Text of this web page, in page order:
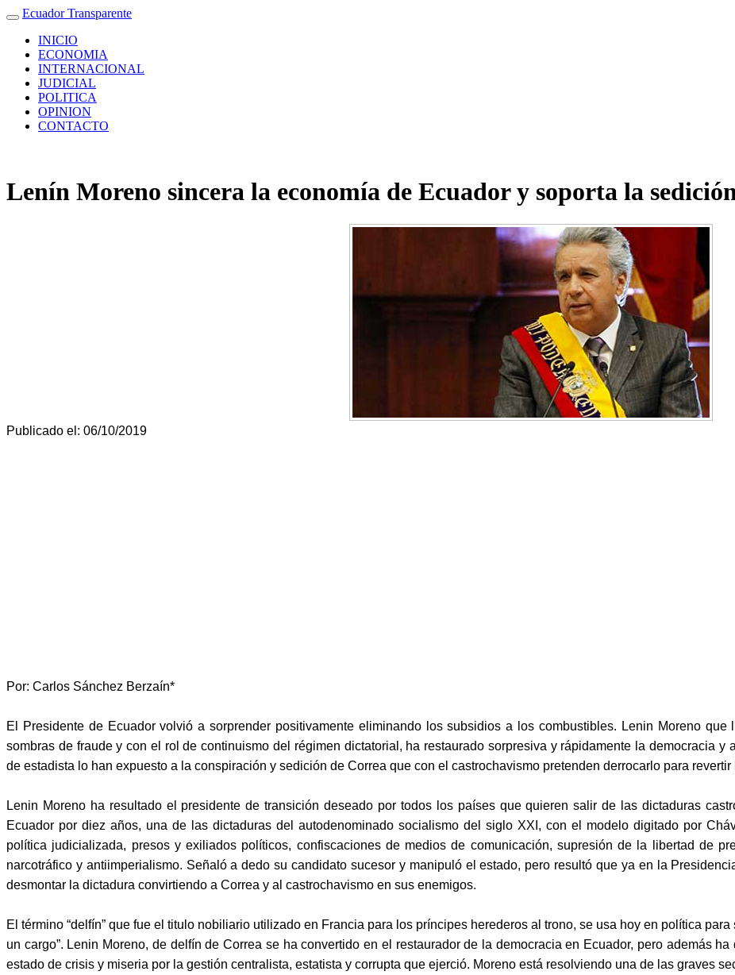
Ecuador Transparente
INICIO
ECONOMIA
INTERNACIONAL
JUDICIAL
POLITICA
OPINION
CONTACTO
Lenín Moreno sincera la economía de Ecuador y soporta la
Publicado el: 06/10/2019
Por: Carlos Sánchez Berzaín*
El Presidente de Ecuador volvió a sorprender positivamente eliminando los subsidios a los combustibles. Lenin Moreno
sombras de fraude y con el rol de continuismo del régimen dictatorial, ha restaurado sorpresiva y rápidamente la democracia
de estadista lo han expuesto a la conspiración y sedición de Correa que con el castrochavismo pretenden derrocarlo para
Lenin Moreno ha resultado el presidente de transición deseado por todos los países que quieren salir de las dictaduras
Ecuador por diez años, una de las dictaduras del autodenominado socialismo del siglo XXI, con el modelo digitado por
política judicializada, presos y exiliados políticos, confiscaciones de medios de comunicación, supresión de la libertad de
narcotráfico y antiimperialismo. Señaló a dedo su candidato sucesor y manipuló el estado, pero resultó que ya en la
desmontar la dictadura convirtiendo a Correa y al castrochavismo en sus enemigos.
El término “delfín” que fue el titulo nobiliario utilizado en Francia para los príncipes herederos al trono, se usa hoy en política
un cargo”. Lenin Moreno, de delfín de Correa se ha convertido en el restaurador de la democracia en Ecuador, pero además
estado de crisis y miseria por la gestión centralista, estatista y corrupta que ejerció. Moreno está resolviendo una de las graves